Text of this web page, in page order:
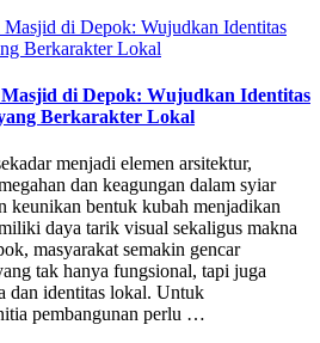
di Depok: Wujudkan Identitas
Berkarakter Lokal
menjadi elemen arsitektur,
dan keagungan dalam syiar
keunikan bentuk kubah menjadikan
daya tarik visual sekaligus makna
masyarakat semakin gencar
tak hanya fungsional, tapi juga
dan identitas lokal. Untuk
pembangunan perlu …